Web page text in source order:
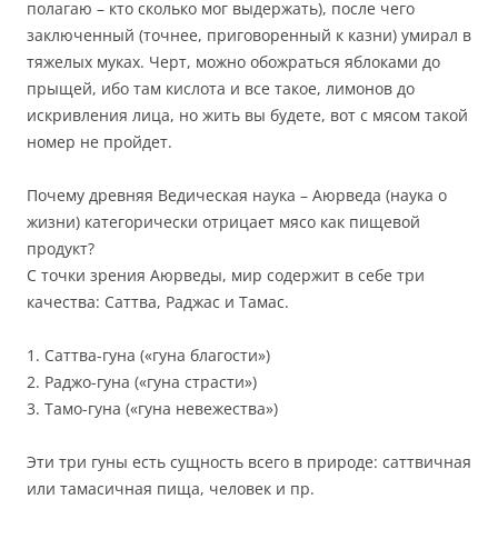
полагаю – кто сколько мог выдержать), после чего
заключенный (точнее, приговоренный к казни) умирал в
тяжелых муках. Черт, можно обожраться яблоками до
прыщей, ибо там кислота и все такое, лимонов до
искривления лица, но жить вы будете, вот с мясом такой
номер не пройдет.
Почему древняя Ведическая наука – Аюрведа (наука о
жизни) категорически отрицает мясо как пищевой
продукт?
С точки зрения Аюрведы, мир содержит в себе три
качества: Саттва, Раджас и Тамас.
1. Саттва-гуна («гуна благости»)
2. Раджо-гуна («гуна страсти»)
3. Тамо-гуна («гуна невежества»)
Эти три гуны есть сущность всего в природе: саттвичная
или тамасичная пища, человек и пр.